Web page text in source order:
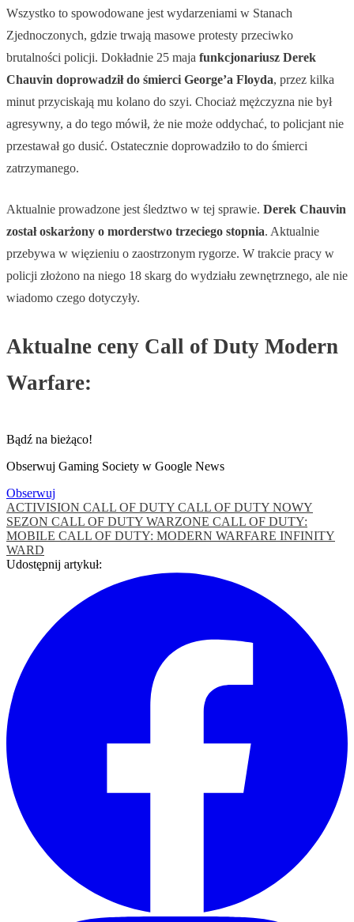
Wszystko to spowodowane jest wydarzeniami w Stanach
Zjednoczonych, gdzie trwają masowe protesty przeciwko
brutalności policji. Dokładnie 25 maja funkcjonariusz Derek
Chauvin doprowadził do śmierci George’a Floyda, przez kilka
minut przyciskają mu kolano do szyi. Chociaż mężczyzna nie był
agresywny, a do tego mówił, że nie może oddychać, to policjant nie
przestawał go dusić. Ostatecznie doprowadziło to do śmierci
zatrzymanego.
Aktualnie prowadzone jest śledztwo w tej sprawie. Derek Chauvin
został oskarżony o morderstwo trzeciego stopnia. Aktualnie
przebywa w więzieniu o zaostrzonym rygorze. W trakcie pracy w
policji złożono na niego 18 skarg do wydziału zewnętrznego, ale nie
wiadomo czego dotyczyły.
Aktualne ceny Call of Duty Modern
Warfare:
Bądź na bieżąco!
Obserwuj Gaming Society w Google News
Obserwuj
ACTIVISION CALL OF DUTY CALL OF DUTY NOWY
SEZON CALL OF DUTY WARZONE CALL OF DUTY:
MOBILE CALL OF DUTY: MODERN WARFARE INFINITY
WARD
Udostępnij artykuł: